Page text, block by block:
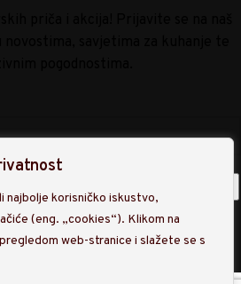
najbolje korisničko iskustvo,
(eng. „cookies“). Klikom na
web-stranice i slažete se s
prihvaćate obradu osobnih